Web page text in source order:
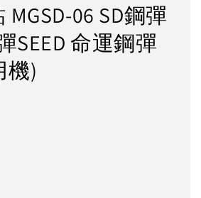
06 SD鋼彈
SEED 命運鋼彈
機)